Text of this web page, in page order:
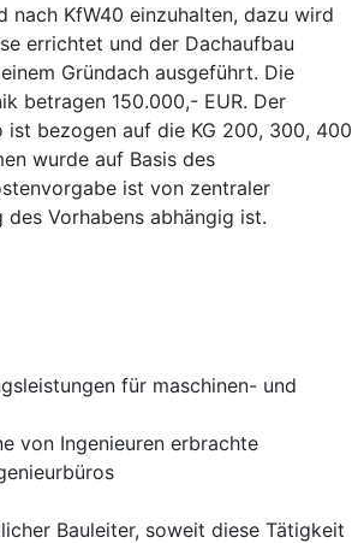
nach KfW40 einzuhalten, dazu wird
errichtet und der Dachaufbau
Gründach ausgeführt. Die
betragen 150.000,- EUR. Der
ist bezogen auf die KG 200, 300, 400
wurde auf Basis des
ist von zentraler
Vorhabens abhängig ist.
für maschinen- und
von Ingenieuren erbrachte
Bauleiter, soweit diese Tätigkeit